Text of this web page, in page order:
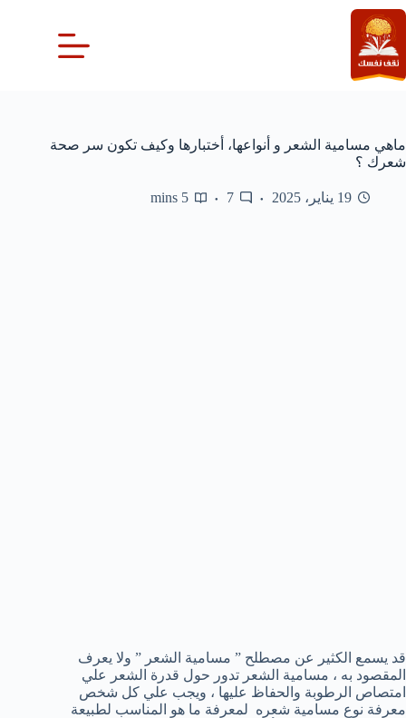
التجاوز
إلى
المحتوى
ماهي مسامية الشعر و أنواعها، أختبارها وكيف تكون سر صحة
شعرك ؟
19 يناير، 2025 7
5 mins
قد يسمع الكثير عن مصطلح ” مسامية الشعر ” ولا يعرف
المقصود به ، مسامية الشعر تدور حول قدرة الشعر علي
امتصاص الرطوبة والحفاظ عليها ، ويجب علي كل شخص
معرفة نوع مسامية شعره لمعرفة ما هو المناسب لطبيعة